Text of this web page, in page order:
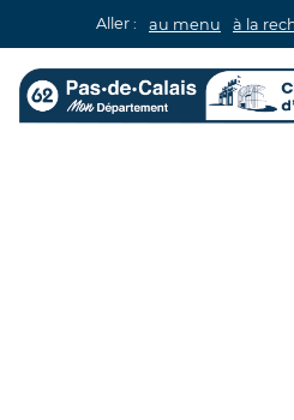
Aller : au menu à la
Château d'Hardelot